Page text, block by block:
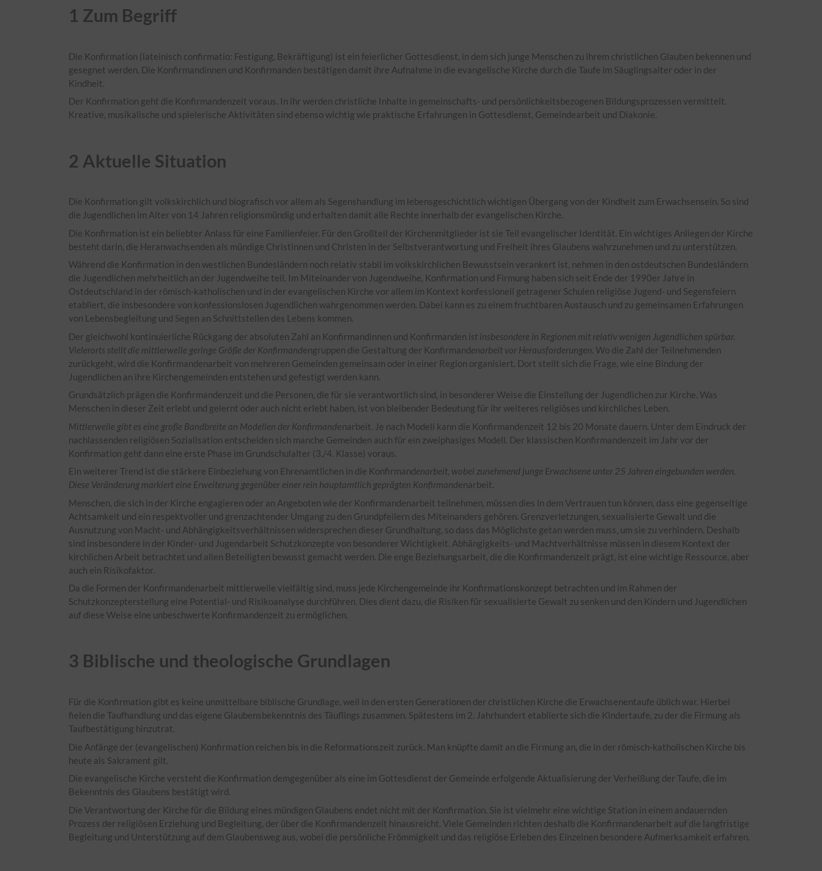
1 Zum Begriff
Die Konfirmation (lateinisch confirmatio: Festigung, Bekräftigung) ist ein feierlicher Gottesdienst, in dem sich junge Menschen zu ihrem christlichen Glauben bekennen und
gesegnet werden. Die Konfirmandinnen und Konfirmanden bestätigen damit ihre Aufnahme in die evangelische Kirche durch die Taufe im Säuglingsalter oder in der
Kindheit.
Der Konfirmation geht die Konfirmandenzeit voraus. In ihr werden christliche Inhalte in gemeinschafts- und persönlichkeitsbezogenen Bildungsprozessen vermittelt.
Kreative, musikalische und spielerische Aktivitäten sind ebenso wichtig wie praktische Erfahrungen in Gottesdienst, Gemeindearbeit und Diakonie.
2 Aktuelle Situation
Die Konfirmation gilt volkskirchlich und biografisch vor allem als Segenshandlung im lebensgeschichtlich wichtigen Übergang von der Kindheit zum Erwachsensein. So sind
die Jugendlichen im Alter von 14 Jahren religionsmündig und erhalten damit alle Rechte innerhalb der evangelischen Kirche.
Die Konfirmation ist ein beliebter Anlass für eine Familienfeier. Für den Großteil der Kirchenmitglieder ist sie Teil evangelischer Identität. Ein wichtiges Anliegen der Kirche
besteht darin, die Heranwachsenden als mündige Christinnen und Christen in der Selbstverantwortung und Freiheit ihres Glaubens wahrzunehmen und zu unterstützen.
Während die Konfirmation in den westlichen Bundesländern noch relativ stabil im volkskirchlichen Bewusstsein verankert ist, nehmen in den ostdeutschen Bundesländern
die Jugendlichen mehrheitlich an der Jugendweihe teil. Im Miteinander von Jugendweihe, Konfirmation und Firmung haben sich seit Ende der 1990er Jahre in
Ostdeutschland in der römisch-katholischen und in der evangelischen Kirche vor allem im Kontext konfessionell getragener Schulen religiöse Jugend- und Segensfeiern
etabliert, die insbesondere von konfessionslosen Jugendlichen wahrgenommen werden. Dabei kann es zu einem fruchtbaren Austausch und zu gemeinsamen Erfahrungen
von Lebensbegleitung und Segen an Schnittstellen des Lebens kommen.
Der gleichwohl kontinuierliche Rückgang der absoluten Zahl an Konfirmandinnen und Konfirmanden ist insbesondere in Regionen mit relativ wenigen Jugendlichen spürbar.
Vielerorts stellt die mittlerweile geringe Größe der Konfirmandengruppen die Gestaltung der Konfirmandenarbeit vor Herausforderungen. Wo die Zahl der Teilnehmenden
zurückgeht, wird die Konfirmandenarbeit von mehreren Gemeinden gemeinsam oder in einer Region organisiert. Dort stellt sich die Frage, wie eine Bindung der
Jugendlichen an ihre Kirchengemeinden entstehen und gefestigt werden kann.
Grundsätzlich prägen die Konfirmandenzeit und die Personen, die für sie verantwortlich sind, in besonderer Weise die Einstellung der Jugendlichen zur Kirche. Was
Menschen in dieser Zeit erlebt und gelernt oder auch nicht erlebt haben, ist von bleibender Bedeutung für ihr weiteres religiöses und kirchliches Leben.
Mittlerweile gibt es eine große Bandbreite an Modellen der Konfirmandenarbeit. Je nach Modell kann die Konfirmandenzeit 12 bis 20 Monate dauern. Unter dem Eindruck der
nachlassenden religiösen Sozialisation entscheiden sich manche Gemeinden auch für ein zweiphasiges Modell. Der klassischen Konfirmandenzeit im Jahr vor der
Konfirmation geht dann eine erste Phase im Grundschulalter (3./4. Klasse) voraus.
Ein weiterer Trend ist die stärkere Einbeziehung von Ehrenamtlichen in die Konfirmandenarbeit, wobei zunehmend junge Erwachsene unter 25 Jahren eingebunden werden.
Diese Veränderung markiert eine Erweiterung gegenüber einer rein hauptamtlich geprägten Konfirmandenarbeit.
Menschen, die sich in der Kirche engagieren oder an Angeboten wie der Konfirmandenarbeit teilnehmen, müssen dies in dem Vertrauen tun können, dass eine gegenseitige
Achtsamkeit und ein respektvoller und grenzachtender Umgang zu den Grundpfeilern des Miteinanders gehören. Grenzverletzungen, sexualisierte Gewalt und die
Ausnutzung von Macht- und Abhängigkeitsverhältnissen widersprechen dieser Grundhaltung, so dass das Möglichste getan werden muss, um sie zu verhindern. Deshalb
sind insbesondere in der Kinder- und Jugendarbeit Schutzkonzepte von besonderer Wichtigkeit. Abhängigkeits- und Machtverhältnisse müssen in diesem Kontext der
kirchlichen Arbeit betrachtet und allen Beteiligten bewusst gemacht werden. Die enge Beziehungsarbeit, die die Konfirmandenzeit prägt, ist eine wichtige Ressource, aber
auch ein Risikofaktor.
Da die Formen der Konfirmandenarbeit mittlerweile vielfältig sind, muss jede Kirchengemeinde ihr Konfirmationskonzept betrachten und im Rahmen der
Schutzkonzepterstellung eine Potential- und Risikoanalyse durchführen. Dies dient dazu, die Risiken für sexualisierte Gewalt zu senken und den Kindern und Jugendlichen
auf diese Weise eine unbeschwerte Konfirmandenzeit zu ermöglichen.
3 Biblische und theologische Grundlagen
Für die Konfirmation gibt es keine unmittelbare biblische Grundlage, weil in den ersten Generationen der christlichen Kirche die Erwachsenentaufe üblich war. Hierbei
fielen die Taufhandlung und das eigene Glaubensbekenntnis des Täuflings zusammen. Spätestens im 2. Jahrhundert etablierte sich die Kindertaufe, zu der die Firmung als
Taufbestätigung hinzutrat.
Die Anfänge der (evangelischen) Konfirmation reichen bis in die Reformationszeit zurück. Man knüpfte damit an die Firmung an, die in der römisch-katholischen Kirche bis
heute als Sakrament gilt.
Die evangelische Kirche versteht die Konfirmation demgegenüber als eine im Gottesdienst der Gemeinde erfolgende Aktualisierung der Verheißung der Taufe, die im
Bekenntnis des Glaubens bestätigt wird.
​Die Verantwortung der Kirche für die Bildung eines mündigen Glaubens endet nicht mit der Konfirmation. Sie ist vielmehr eine wichtige Station in einem andauernden
Prozess der religiösen Erziehung und Begleitung, der über die Konfirmandenzeit hinausreicht. Viele Gemeinden richten deshalb die Konfirmandenarbeit auf die langfristige
Begleitung und Unterstützung auf dem Glaubensweg aus, wobei die persönliche Frömmigkeit und das religiöse Erleben des Einzelnen besondere Aufmerksamkeit erfahren.